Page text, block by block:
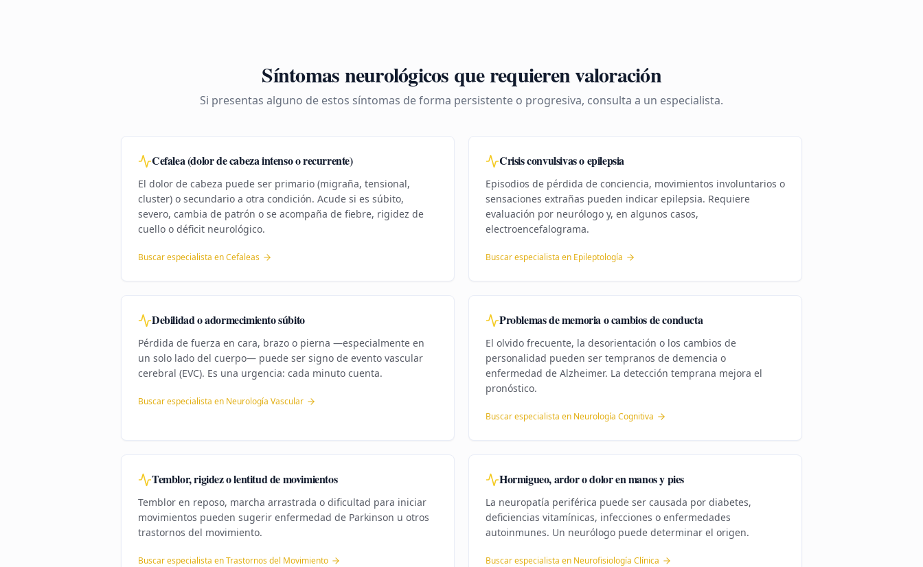
Síntomas neurológicos que requieren valoración
Si presentas alguno de estos síntomas de forma persistente o progresiva, consulta a un especialista.
Cefalea (dolor de cabeza intenso o recurrente)
El dolor de cabeza puede ser primario (migraña, tensional,
cluster) o secundario a otra condición. Acude si es súbito,
severo, cambia de patrón o se acompaña de fiebre, rigidez de
cuello o déficit neurológico.
Buscar especialista enCefaleas
Crisis convulsivas o epilepsia
Episodios de pérdida de conciencia, movimientos involuntarios o
sensaciones extrañas pueden indicar epilepsia. Requiere
evaluación por neurólogo y, en algunos casos,
electroencefalograma.
Buscar especialista en Epileptología
Debilidad o adormecimiento súbito
Pérdida de fuerza en cara, brazo o pierna —especialmente en
un solo lado del cuerpo— puede ser signo de evento vascular
cerebral (EVC). Es una urgencia: cada minuto cuenta.
Buscar especialista en Neurología Vascular
Problemas de memoria o cambios de conducta
El olvido frecuente, la desorientación o los cambios de
personalidad pueden ser tempranos de demencia o
enfermedad de Alzheimer. La detección temprana mejora el
pronóstico.
Buscar especialista en Neurología Cognitiva
Temblor, rigidez o lentitud de movimientos
Temblor en reposo, marcha arrastrada o dificultad para iniciar
movimientos pueden sugerir enfermedad de Parkinson u otros
trastornos del movimiento.
Buscar especialista enTrastornos del Movimiento
Hormigueo, ardor o dolor en manos y pies
La neuropatía periférica puede ser causada por diabetes,
deficiencias vitamínicas, infecciones o enfermedades
autoinmunes. Un neurólogo puede determinar el origen.
Buscar especialista en Neurofisiología Clínica